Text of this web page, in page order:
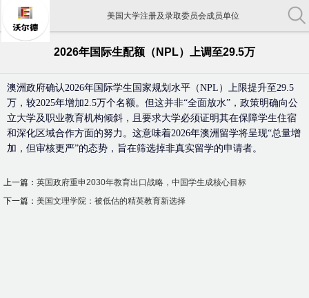
美国大学注册及录取委员会成员单位
美国大学注册及录取委员会成员单位
2026年国际生配额（NPL）上调至29.5万
澳洲政府确认2026年国际学生国家规划水平（NPL）上限提升至29.5
万，较2025年增加2.5万个名额。但这并非“全面放水”，政策明确向公
立大学及职业教育机构倾斜，且要求大学必须证明其在保障学生住宿
和深化区域合作方面的努力。这意味着2026年澳洲留学将呈现“总量增
加，但审核更严”的态势，旨在筛选掉非真实留学的申请者。
上一篇： 英国政府重申2030年教育出口战略，中国学生成核心目标
下一篇： 美国文理学院：被低估的精英教育新选择